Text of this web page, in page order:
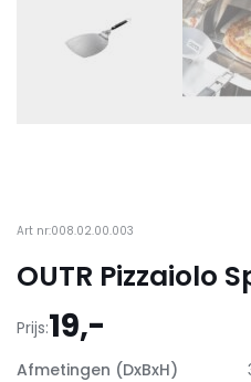
Art nr:008.02.00.003
OUTR Pizzaiolo
Prijs:19,-
Afmetingen (DxBxH)